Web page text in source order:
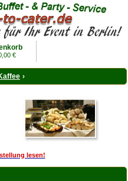
€
›
lesen!